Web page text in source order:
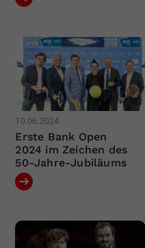
10.06.2024
Erste Bank Open
2024 im Zeichen des
50-Jahre-Jubiläums